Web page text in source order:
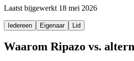
Laatst bijgewerkt 18 mei 2026
Iedereen Eigenaar Lid
Waarom Ripazo vs.